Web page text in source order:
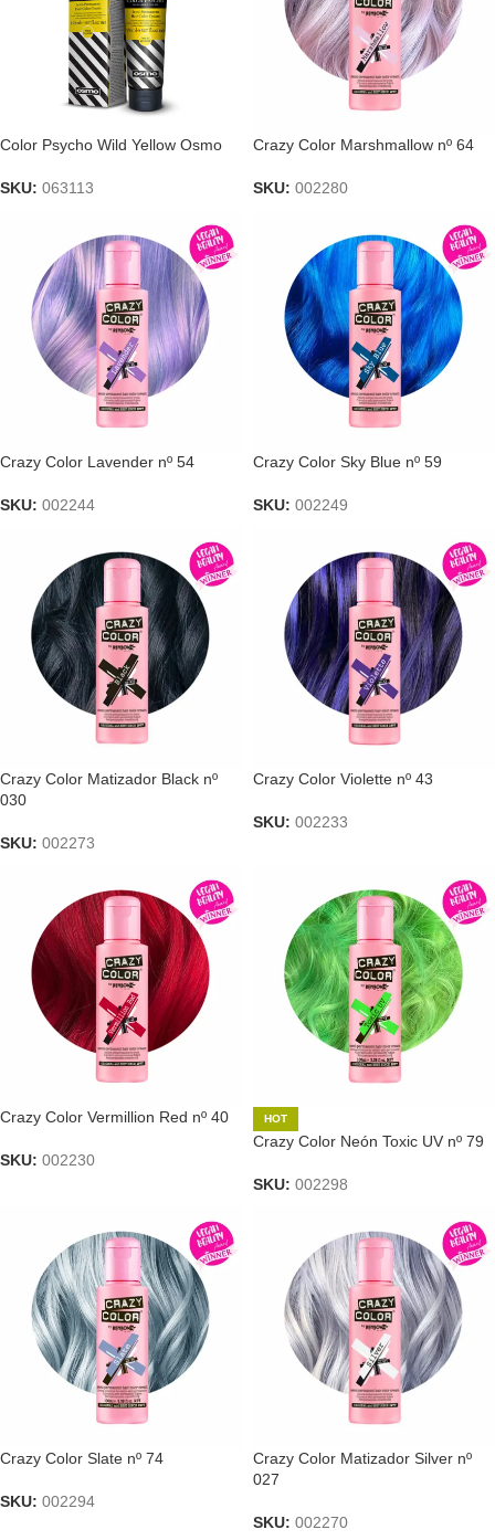
Color Psycho Wild Yellow Osmo
SKU: 063113
Crazy Color Marshmallow nº 64
SKU: 002280
Crazy Color Lavender nº 54
SKU: 002244
Crazy Color Sky Blue nº 59
SKU: 002249
Crazy Color Matizador Black nº
030
SKU: 002273
Crazy Color Violette nº 43
SKU: 002233
Crazy Color Vermillion Red nº 40
SKU: 002230
HOT
Crazy Color Neón Toxic UV nº 79
SKU: 002298
Crazy Color Slate nº 74
SKU: 002294
Crazy Color Matizador Silver nº
027
SKU: 002270